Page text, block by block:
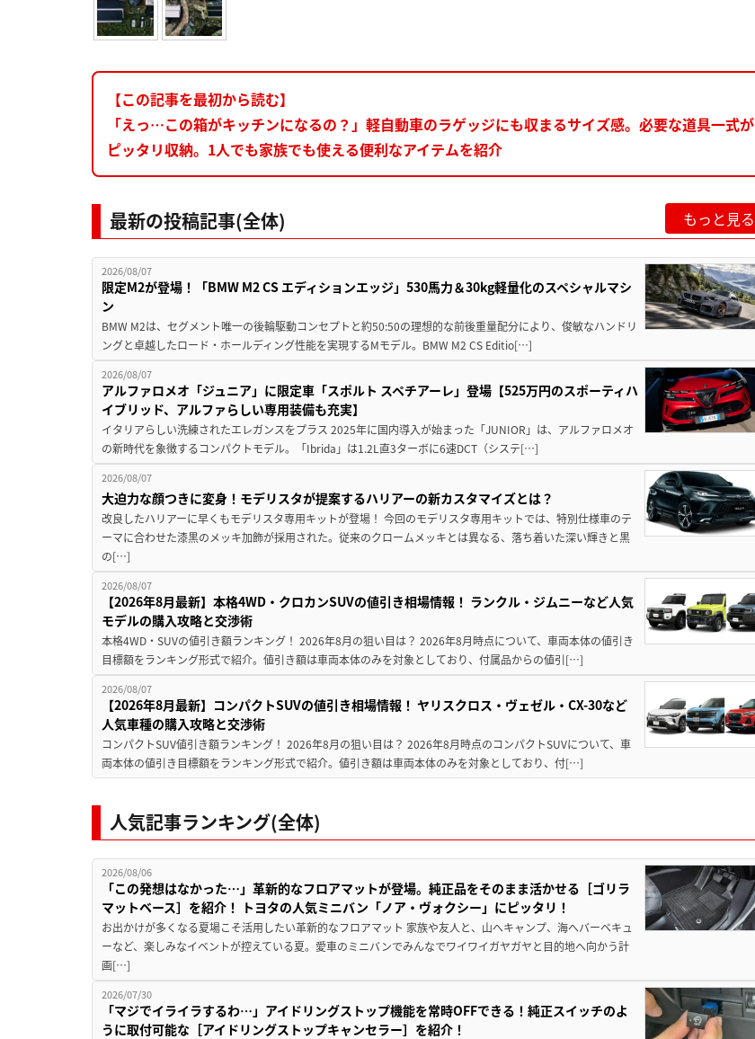
【この記事を最初から読む】
「えっ…この箱がキッチンになるの？」軽自動車のラゲッジにも収まるサイズ感。必要な道具一式が
ピッタリ収納。1人でも家族でも使える便利なアイテムを紹介
最新の投稿記事(全体) もっと見る
2026/08/07
限定M2が登場！「BMW M2 CS エディションエッジ」530馬力＆30kg軽量化のスペシャルマシ
ン
BMW M2は、セグメント唯一の後輪駆動コンセプトと約50:50の理想的な前後重量配分により、俊敏なハンドリ
ングと卓越したロード・ホールディング性能を実現するMモデル。BMW M2 CS Editio[…]
2026/08/07
アルファロメオ「ジュニア」に限定車「スポルト スペチアーレ」登場【525万円のスポーティハ
イブリッド、アルファらしい専用装備も充実】
イタリアらしい洗練されたエレガンスをプラス 2025年に国内導入が始まった「JUNIOR」は、アルファロメオ
の新時代を象徴するコンパクトモデル。「Ibrida」は1.2L直3ターボに6速DCT（システ[…]
2026/08/07
大迫力な顔つきに変身！モデリスタが提案するハリアーの新カスタマイズとは？
改良したハリアーに早くもモデリスタ専用キットが登場！ 今回のモデリスタ専用キットでは、特別仕様車のテ
ーマに合わせた漆黒のメッキ加飾が採用された。従来のクロームメッキとは異なる、落ち着いた深い輝きと黒
の[…]
2026/08/07
【2026年8月最新】本格4WD・クロカンSUVの値引き相場情報！ ランクル・ジムニーなど人気
モデルの購入攻略と交渉術
本格4WD・SUVの値引き額ランキング！ 2026年8月の狙い目は？ 2026年8月時点について、車両本体の値引き
目標額をランキング形式で紹介。値引き額は車両本体のみを対象としており、付属品からの値引[…]
2026/08/07
【2026年8月最新】コンパクトSUVの値引き相場情報！ ヤリスクロス・ヴェゼル・CX-30など
人気車種の購入攻略と交渉術
コンパクトSUV値引き額ランキング！ 2026年8月の狙い目は？ 2026年8月時点のコンパクトSUVについて、車
両本体の値引き目標額をランキング形式で紹介。値引き額は車両本体のみを対象としており、付[…]
人気記事ランキング(全体)
2026/08/06
「この発想はなかった…」革新的なフロアマットが登場。純正品をそのまま活かせる［ゴリラ
マットベース］を紹介！ トヨタの人気ミニバン「ノア・ヴォクシー」にピッタリ！
お出かけが多くなる夏場こそ活用したい革新的なフロアマット 家族や友人と、山へキャンプ、海へバーベキュ
ーなど、楽しみなイベントが控えている夏。愛車のミニバンでみんなでワイワイガヤガヤと目的地へ向かう計
画[…]
2026/07/30
「マジでイライラするわ…」アイドリングストップ機能を常時OFFできる！純正スイッチのよ
うに取付可能な［アイドリングストップキャンセラー］を紹介！